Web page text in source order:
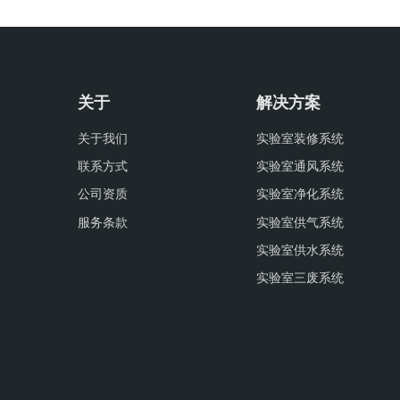
关于
关于我们
联系方式
公司资质
服务条款
解决方案
实验室装修系统
实验室通风系统
实验室净化系统
实验室供气系统
实验室供水系统
实验室三废系统